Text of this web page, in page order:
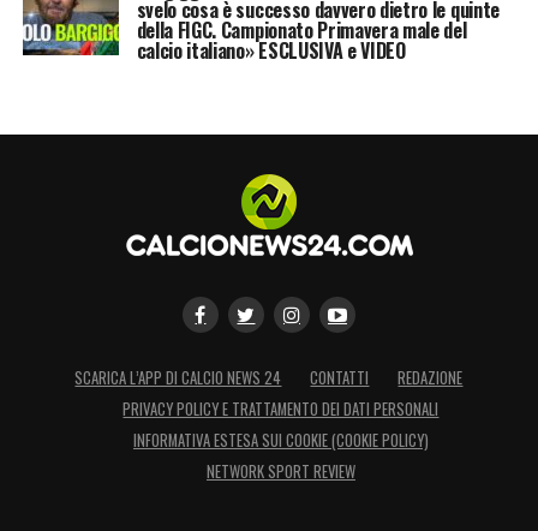
svelo cosa è successo davvero dietro le quinte
della FIGC. Campionato Primavera male del
calcio italiano» ESCLUSIVA e VIDEO
SCARICA L’APP DI CALCIO NEWS 24 CONTATTI
REDAZIONE
PRIVACY POLICY E TRATTAMENTO DEI DATI PERSONALI
INFORMATIVA ESTESA SUI COOKIE (COOKIE POLICY)
NETWORK SPORT REVIEW